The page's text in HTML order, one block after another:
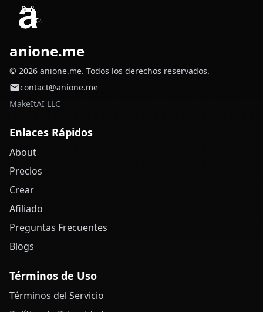
anione.me
© 2026 anione.me. Todos los derechos reservados.
contact@anione.me
MakeItAI LLC
Enlaces Rápidos
About
Precios
Crear
Afiliado
Preguntas Frecuentes
Blogs
Términos de Uso
Términos del Servicio